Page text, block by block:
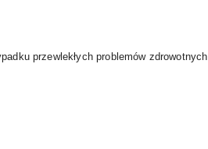
przewlekłych problemów zdrowotnych